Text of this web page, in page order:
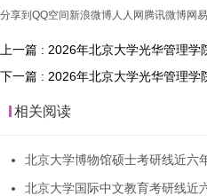
分享到 QQ空间 新浪微博人人网 腾讯微博网
上一篇 : 2026年北京大学光华管理
下一篇 : 2026年北京大学光华管理学
相关阅读
北京大学博物馆硕士考研线近六
北京大学国际中文教育考研线近